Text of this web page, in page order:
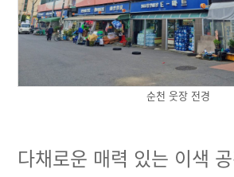
순천 웃장 전경
다채로운 매력 있는 이색